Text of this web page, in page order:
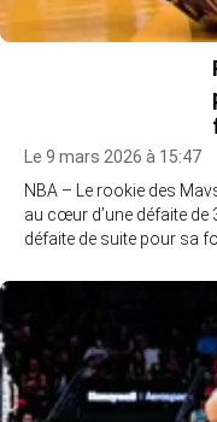
Le 9 mars 2026 à 15:47
NBA – Le rookie des
au cœur d’une défaite de
défaite de suite pour sa